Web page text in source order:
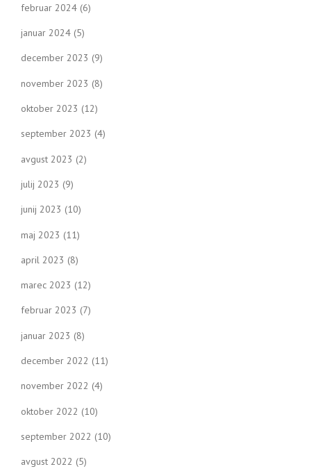
februar 2024 (6)
januar 2024 (5)
december 2023 (9)
november 2023 (8)
oktober 2023 (12)
september 2023 (4)
avgust 2023 (2)
julij 2023 (9)
junij 2023 (10)
maj 2023 (11)
april 2023 (8)
marec 2023 (12)
februar 2023 (7)
januar 2023 (8)
december 2022 (11)
november 2022 (4)
oktober 2022 (10)
september 2022 (10)
avgust 2022 (5)